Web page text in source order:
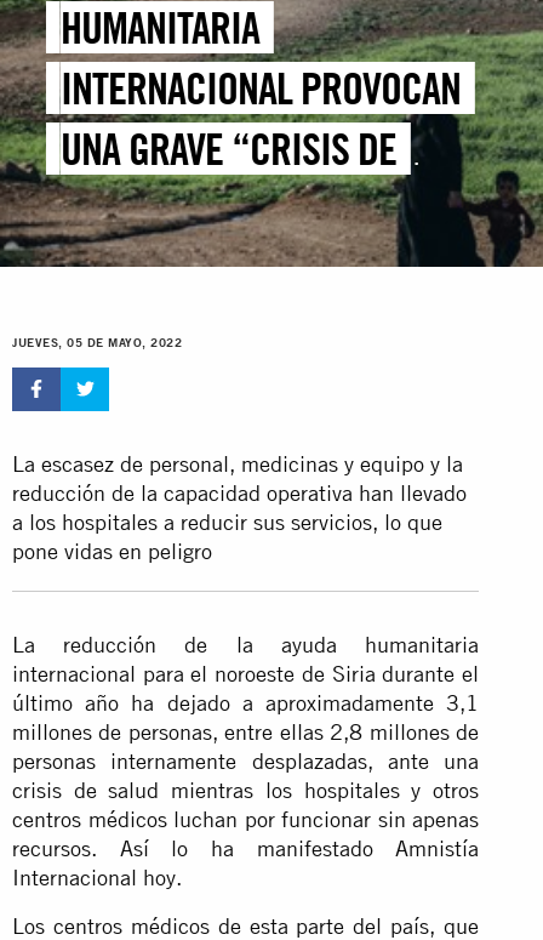
HUMANITARIA
INTERNACIONAL PROVOCAN
UNA GRAVE “CRISIS DE
SALUD” EN EL NOROESTE DE
SIRIA
JUEVES, 05 DE MAYO, 2022
La escasez de personal, medicinas y equipo y la
reducción de la capacidad operativa han llevado
a los hospitales a reducir sus servicios, lo que
pone vidas en peligro
La reducción de la ayuda humanitaria
internacional para el noroeste de Siria durante el
último año ha dejado a aproximadamente 3,1
millones de personas, entre ellas 2,8 millones de
personas internamente desplazadas, ante una
crisis de salud mientras los hospitales y otros
centros médicos luchan por funcionar sin apenas
recursos. Así lo ha manifestado Amnistía
Internacional hoy.
Los centros médicos de esta parte del país, que